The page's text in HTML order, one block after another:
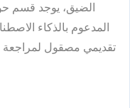
الضيق، يوجد قسم
تقديمي مصقول لمراجعة